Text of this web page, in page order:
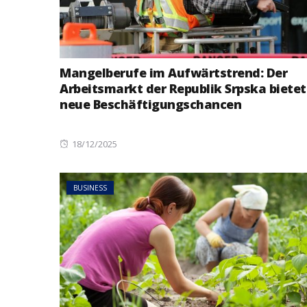
Mangelberufe im Aufwärtstrend: Der
Arbeitsmarkt der Republik Srpska bietet
neue Beschäftigungschancen
Posted
18/12/2025
BUSINESS